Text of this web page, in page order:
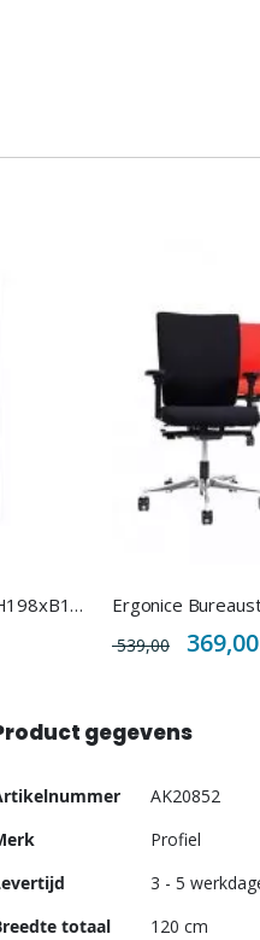
Profiel Proflight roldeurkast H198xB120cm Ergonice
539,00
Special
Price
369,00
gegevens
AK20852
Profiel
3 - 5
totaal
120 cm